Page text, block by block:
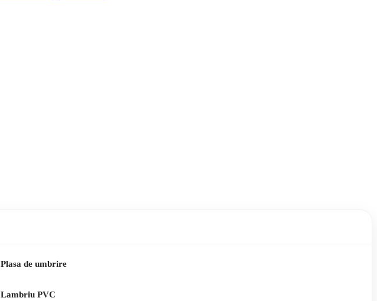
Plasa de umbrire
Lambriu PVC